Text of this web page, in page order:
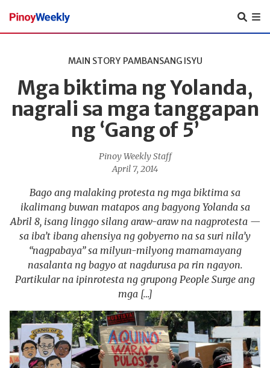
Pinoy
Weekly
MAIN STORY PAMBANSANG ISYU
Mga biktima ng Yolanda,
nagrali sa mga tanggapan
ng ‘Gang of 5’
Pinoy Weekly Staff
April 7, 2014
Bago ang malaking protesta ng mga biktima sa
ikalimang buwan matapos ang bagyong Yolanda sa
Abril 8, isang linggo silang araw-araw na nagprotesta —
sa iba’t ibang ahensiya ng gobyerno na sa suri nila’y
“nagpabaya” sa milyun-milyong mamamayang
nasalanta ng bagyo at nagdurusa pa rin ngayon.
Partikular na ipinrotesta ng grupong People Surge ang
mga […]